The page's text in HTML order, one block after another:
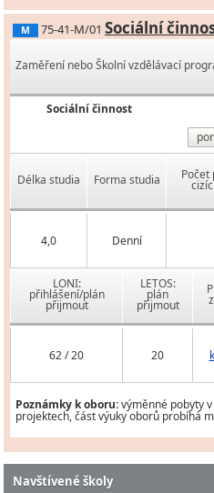
M 75-41-M/01 Sociální
Zaměření nebo Školní vzdělávací
Sociální činnost
Délka studia Forma studia Počet
4,0 Denní
LONI:
přihlášení/plán
přijmout
LETOS:
plán
přijmout
62 / 20 20
Poznámky k oboru:výměnné pobyty
projektech, část výuky oborů probíhá
Navštívené školy